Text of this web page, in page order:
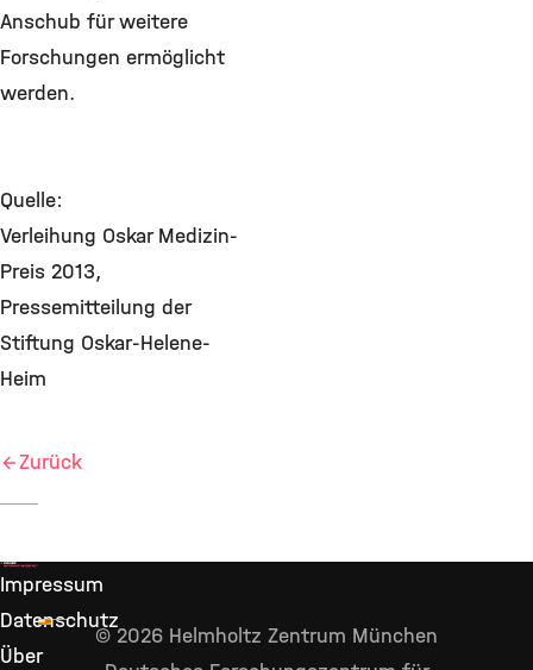
Anschub für weitere
Forschungen ermöglicht
werden.
Quelle:
Verleihung Oskar Medizin-
Preis 2013,
Pressemitteilung der
Stiftung Oskar-Helene-
Heim
Zurück
Impressum
Datenschutz
Über
© 2026 Helmholtz Zentrum München